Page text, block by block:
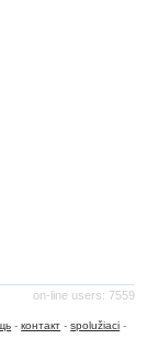
on-line users: 7559
-контакт -spolužiaci -